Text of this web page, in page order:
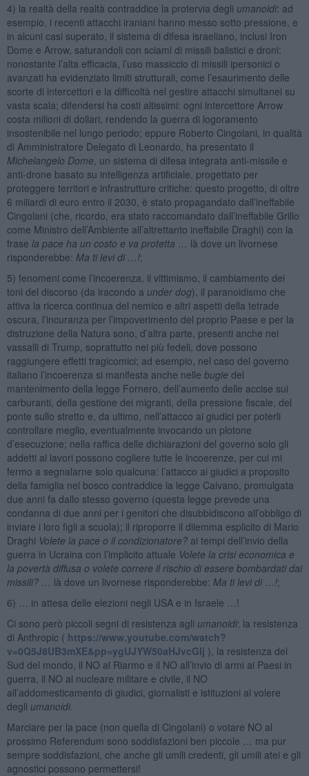
4) la realtà della realtà contraddice la protervia degli umanoidi: ad
esempio, i recenti attacchi iraniani hanno messo sotto pressione, e
in alcuni casi superato, il sistema di difesa israeliano, inclusi Iron
Dome e Arrow, saturandoli con sciami di missili balistici e droni:
nonostante l’alta efficacia, l’uso massiccio di missili ipersonici o
avanzati ha evidenziato limiti strutturali, come l’esaurimento delle
scorte di intercettori e la difficoltà nel gestire attacchi simultanei su
vasta scala; difendersi ha costi altissimi: ogni intercettore Arrow
costa milioni di dollari, rendendo la guerra di logoramento
insostenibile nel lungo periodo; eppure Roberto Cingolani, in qualità
di Amministratore Delegato di Leonardo, ha presentato il
Michelangelo Dome , un sistema di difesa integrata anti-missile e
anti-drone basato su intelligenza artificiale, progettato per
proteggere territori e infrastrutture critiche: questo progetto, di oltre
6 miliardi di euro entro il 2030, è stato propagandato dall’ineffabile
Cingolani (che, ricordo, era stato raccomandato dall’ineffabile Grillo
come Ministro dell’Ambiente all’altrettanto ineffabile Draghi) con la
frase la pace ha un costo e va protetta … là dove un livornese
risponderebbe: Ma ti levi di …!;
5) fenomeni come l’incoerenza, il vittimismo, il cambiamento dei
toni del discorso (da iracondo a under dog), il paranoidismo che
attiva la ricerca continua del nemico e altri aspetti della tetrade
oscura, l’incuranza per l’impoverimento del proprio Paese e per la
distruzione della Natura sono, d’altra parte, presenti anche nei
vassalli di Trump, soprattutto nei più fedeli, dove possono
raggiungere effetti tragicomici; ad esempio, nel caso del governo
italiano l’incoerenza si manifesta anche nelle bugie del
mantenimento della legge Fornero, dell’aumento delle accise sui
carburanti, della gestione dei migranti, della pressione fiscale, del
ponte sullo stretto e, da ultimo, nell’attacco ai giudici per poterli
controllare meglio, eventualmente invocando un plotone
d’esecuzione; nella raffica delle dichiarazioni del governo solo gli
addetti ai lavori possono cogliere tutte le incoerenze, per cui mi
fermo a segnalarne solo qualcuna: l’attacco ai giudici a proposito
della famiglia nel bosco contraddice la legge Caivano, promulgata
due anni fa dallo stesso governo (questa legge prevede una
condanna di due anni per i genitori che disubbidiscono all’obbligo di
inviare i loro figli a scuola); il riproporre il dilemma esplicito di Mario
Draghi Volete la pace o il condizionatore?ai tempi dell’invio della
guerra in Ucraina con l’implicito attuale Volete la crisi economica e
la povertà diffusa o volete correre il rischio di essere bombardati dai
missili? … là dove un livornese risponderebbe: Ma ti levi di …!;
6) … in attesa delle elezioni negli USA e in Israele …!
Ci sono però piccoli segni di resistenza agli umanoidi: la resistenza
di Anthropic ( https://www.youtube.com/watch?
v=0Q5J8UB3mXE&pp=ygUJYW50aHJvcGlj ), la resistenza del
Sud del mondo, il NO al Riarmo e il NO all’invio di armi ai Paesi in
guerra, il NO al nucleare militare e civile, il NO
all’addomesticamento di giudici, giornalisti e istituzioni al volere
degli umanoidi.
Marciare per la pace (non quella di Cingolani) o votare NO al
prossimo Referendum sono soddisfazioni ben piccole … ma pur
sempre soddisfazioni, che anche gli umili credenti, gli umili atei e gli
agnostici possono permettersi!